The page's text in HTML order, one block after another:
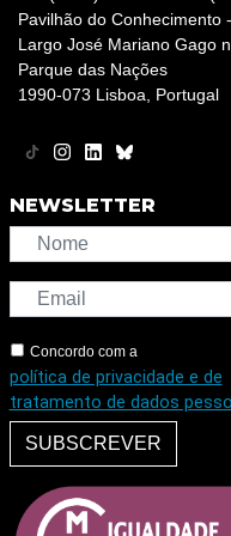
Pavilhão do Conhecimento
Largo José Mariano Gago
Parque das Nações
1990-073 Lisboa, Portugal
NEWSLETTER
Concordo com a
política de privacidade e de
tratamento de dados
SUBSCREVER